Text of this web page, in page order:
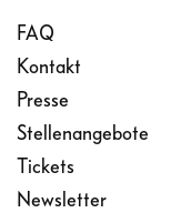
FAQ
Kontakt
Presse
Stellenangebote
Tickets
Newsletter